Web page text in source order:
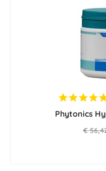
Phytonics
€